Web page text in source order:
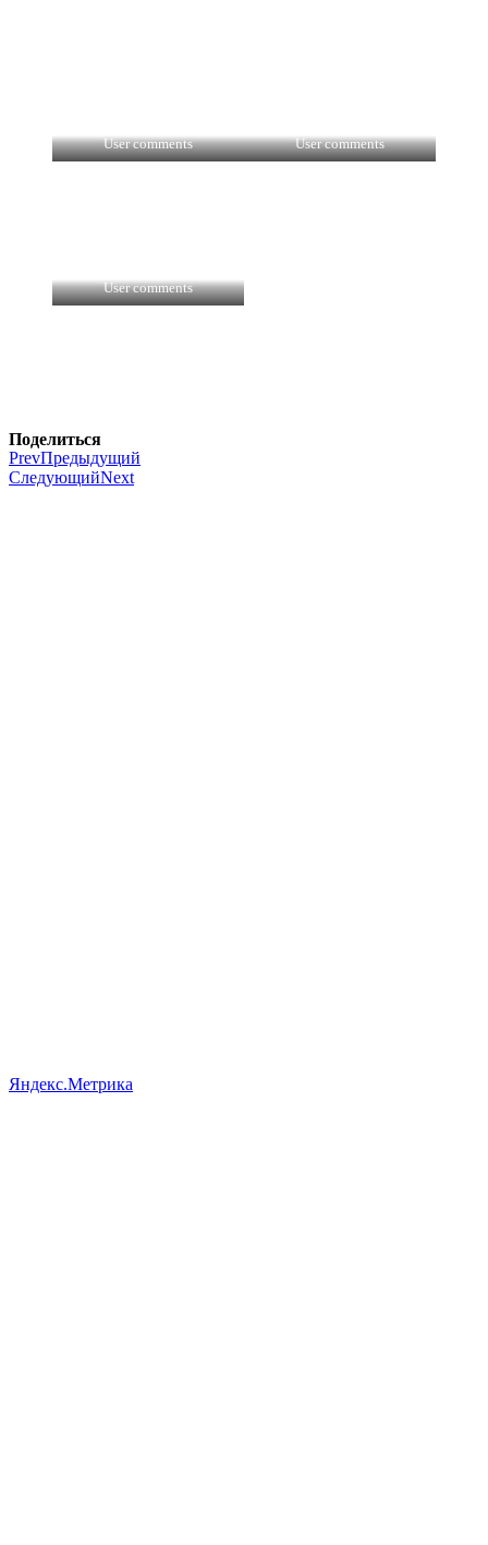
User comments User comments
User comments
Поделиться
PrevПредыдущий
СледующийNext
Яндекс.Метрика